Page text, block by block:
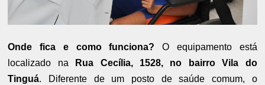
Onde fica e como funciona? O equipamento está
localizado na
Rua Cecília, 1528, no bairro Vila do
Tinguá. Diferente de um posto de saúde comum, o